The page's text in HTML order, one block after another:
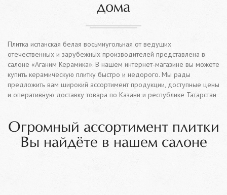
дома
Плитка испанская белая восьмиугольная от ведущих
отечественных и зарубежных производителей представлена в
салоне «Аганим Керамика». В нашем интернет-магазине вы можете
купить керамическую плитку быстро и недорого. Мы рады
предложить вам широкий ассортимент продукции, доступные цены
и оперативную доставку товара по Казани и республике Татарстан
Огромный ассортимент плитки
Вы найдёте в нашем салоне